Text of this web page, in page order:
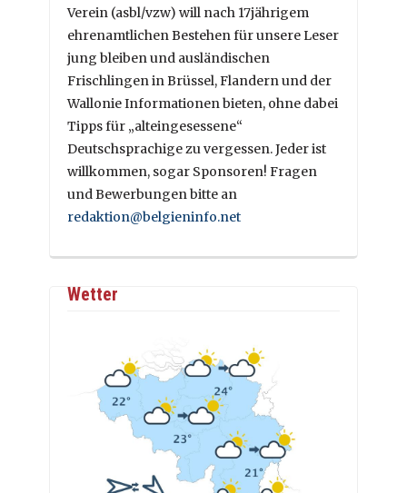
Verein (asbl/vzw) will nach 17jährigem
ehrenamtlichen Bestehen für unsere Leser
jung bleiben und ausländischen
Frischlingen in Brüssel, Flandern und der
Wallonie Informationen bieten, ohne dabei
Tipps für „alteingesessene“
Deutschsprachige zu vergessen. Jeder ist
willkommen, sogar Sponsoren! Fragen
und Bewerbungen bitte an
redaktion@belgieninfo.net
Wetter